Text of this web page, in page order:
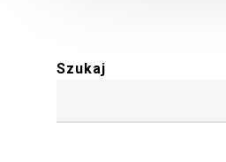
Szukaj